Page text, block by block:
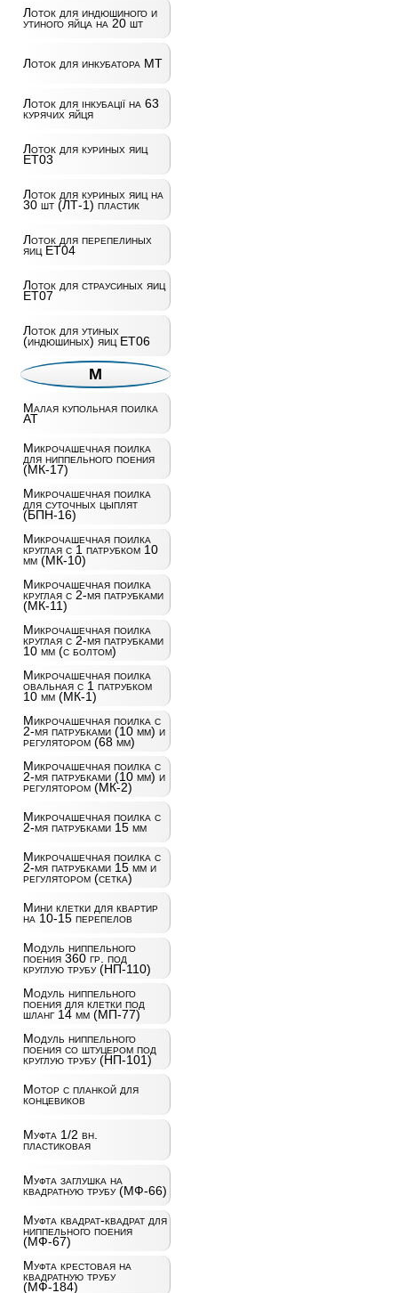
Лоток для индюшиного и
утиного яйца на 20 шт
Лоток для инкубатора MT
Лоток для інкубації на 63
курячих яйця
Лоток для куриных яиц
ET03
Лоток для куриных яиц на
30 шт (ЛТ-1) пластик
Лоток для перепелиных
яиц ET04
Лоток для страусиных яиц
ET07
Лоток для утиных
(индюшиных) яиц ET06
М
Малая купольная поилка
AT
Микрочашечная поилка
для ниппельного поения
(МК-17)
Микрочашечная поилка
для суточных цыплят
(БПН-16)
Микрочашечная поилка
круглая с 1 патрубком 10
мм (МК-10)
Микрочашечная поилка
круглая с 2-мя патрубками
(МК-11)
Микрочашечная поилка
круглая с 2-мя патрубками
10 мм (с болтом)
Микрочашечная поилка
овальная с 1 патрубком
10 мм (МК-1)
Микрочашечная поилка с
2-мя патрубками (10 мм) и
регулятором (68 мм)
Микрочашечная поилка с
2-мя патрубками (10 мм) и
регулятором (МК-2)
Микрочашечная поилка с
2-мя патрубками 15 мм
Микрочашечная поилка с
2-мя патрубками 15 мм и
регулятором (сетка)
Мини клетки для квартир
на 10-15 перепелов
Модуль ниппельного
поения 360 гр. под
круглую трубу (НП-110)
Модуль ниппельного
поения для клетки под
шланг 14 мм (МП-77)
Модуль ниппельного
поения со штуцером под
круглую трубу (НП-101)
Мотор с планкой для
концевиков
Муфта 1/2 вн.
пластиковая
Муфта заглушка на
квадратную трубу (МФ-66)
Муфта квадрат-квадрат для
ниппельного поения
(МФ-67)
Муфта крестовая на
квадратную трубу
(МФ-184)